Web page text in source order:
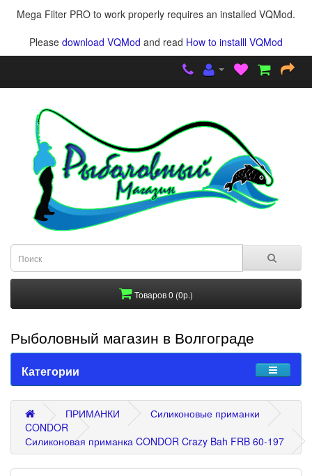
Mega Filter PRO to work properly requires an installed VQMod.
Please download VQMod and read How to installl VQMod
Товаров 0 (0р.)
Рыболовный магазин в Волгограде
Категории
ПРИМАНКИ
Силиконовые приманки
CONDOR
Силиконовая приманка CONDOR Crazy Bah FRB 60-197